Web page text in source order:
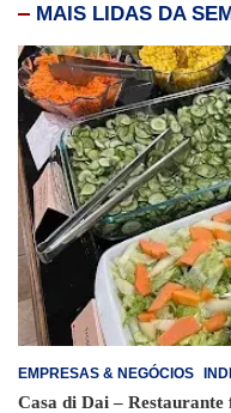
MAIS LIDAS DA
EMPRESAS & NEGÓCIOS
Casa di Dai –